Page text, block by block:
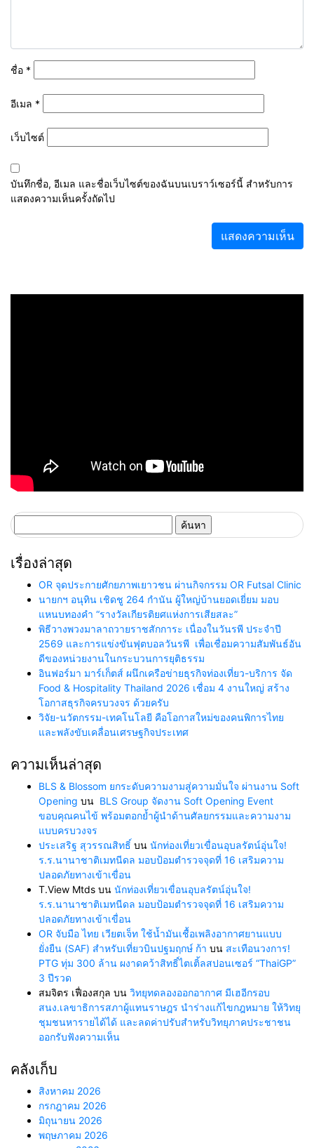
ชื่อ *
อีเมล *
เว็บไซต์
บันทึกชื่อ, อีเมล และชื่อเว็บไซต์ของฉันบนเบราว์เซอร์นี้ สำหรับการ
แสดงความเห็นครั้งถัดไป
สำหรับ:
เรื่องล่าสุด
OR จุดประกายศักยภาพเยาวชน ผ่านกิจกรรม OR Futsal Clinic
นายกฯ อนุทิน เชิดชู 264 กำนัน ผู้ใหญ่บ้านยอดเยี่ยม มอบ
แหนบทองคำ “รางวัลเกียรติยศแห่งการเสียสละ”
พิธีวางพวงมาลาถวายราชสักการะ เนื่องในวันรพี ประจำปี
2569 และการแข่งขันฟุตบอลวันรพี เพื่อเชื่อมความสัมพันธ์อัน
ดีของหน่วยงานในกระบวนการยุติธรรม
อินฟอร์มา มาร์เก็ตส์ ผนึกเครือข่ายธุรกิจท่องเที่ยว-บริการ จัด
Food & Hospitality Thailand 2026 เชื่อม 4 งานใหญ่ สร้าง
โอกาสธุรกิจครบวงจร ด้วยครับ
วิจัย-นวัตกรรม-เทคโนโลยี คือโอกาสใหม่ของคนพิการไทย
และพลังขับเคลื่อนเศรษฐกิจประเทศ
ความเห็นล่าสุด
BLS & Blossom ยกระดับความงามสู่ความมั่นใจ ผ่านงาน Soft
Opening บน BLS Group จัดงาน Soft Opening Event
ขอบคุณคนไข้ พร้อมตอกย้ำผู้นำด้านศัลยกรรมและความงาม
แบบครบวงจร
ประเสริฐ สุวรรณสิทธิ์ บน นักท่องเที่ยวเขื่อนอุบลรัตน์อุ่นใจ!
ร.ร.นานาชาติเมทนีดล มอบป้อมตำรวจจุดที่ 16 เสริมความ
ปลอดภัยทางเข้าเขื่อน
T.View Mtds บน นักท่องเที่ยวเขื่อนอุบลรัตน์อุ่นใจ!
ร.ร.นานาชาติเมทนีดล มอบป้อมตำรวจจุดที่ 16 เสริมความ
ปลอดภัยทางเข้าเขื่อน
OR จับมือ ไทย เวียตเจ็ท ใช้น้ำมันเชื้อเพลิงอากาศยานแบบ
ยั่งยืน (SAF) สำหรับเที่ยวบินปฐมฤกษ์ ก้า บน สะเทือนวงการ!
PTG ทุ่ม 300 ล้าน ผงาดคว้าสิทธิ์ไตเติ้ลสปอนเซอร์ “ThaiGP”
3 ปีรวด
สมจิตร เฟื่องสกุล บน วิทยุทดลองออกอากาศ มีเฮอีกรอบ
สนง.เลขาธิการสภาผู้แทนราษฎร นำร่างแก้ไขกฎหมาย ให้วิทยุ
ชุมชนหารายได้ได้ และลดค่าปรับสำหรับวิทยุภาคประชาชน
ออกรับฟังความเห็น
คลังเก็บ
สิงหาคม 2026
กรกฎาคม 2026
มิถุนายน 2026
พฤษภาคม 2026